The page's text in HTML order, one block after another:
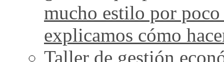
mucho estilo por
explicamos cómo
Taller de gestión